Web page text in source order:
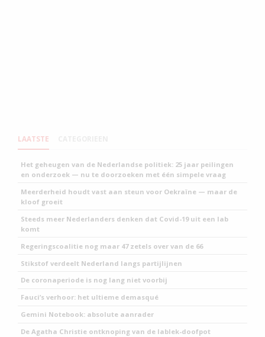
LAATSTE
Het geheugen van de Nederlandse politiek: 25 jaar peilingen
en onderzoek — nu te doorzoeken met één simpele vraag
Meerderheid houdt vast aan steun voor Oekraïne — maar de
kloof groeit
Steeds meer Nederlanders denken dat Covid-19 uit een lab
komt
Regeringscoalitie nog maar 47 zetels over van de 66
Stikstof verdeelt Nederland langs partijlijnen
De coronaperiode is nog lang niet voorbij
Fauci’s verhoor: het ultieme demasqué
Gemini Notebook: absolute aanrader
De Agatha Christie ontknoping van de lablek-doofpot